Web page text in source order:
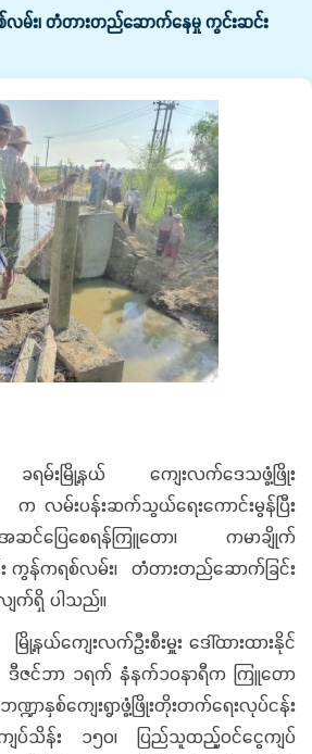
မ်း၊ တံတားတည်ဆောက်နေမှု ကွင်းဆင်း
ခရမ်းမြို့နယ် ကျေးလက်ဒေသဖွံ့ဖြိုး
က လမ်းပန်းဆက်သွယ်ရေးကောင်းမွန်ပြီး
းအဆင်ပြေစေရန်ကြူတော၊ ကမာချိုက်
ကွန်ကရစ်လမ်း၊ တံတားတည်ဆောက်ခြင်း
က်ရှိ ပါသည်။
ျေးလက်ဦးစီးမှူး ဒေါ်ထားထားနိုင်
င်ဘာ ၁ရက် နံနက်၁၀နာရီက ကြူတော
ဏ္ဍာနှစ်ကျေးရွာဖွံ့ဖြိုးတိုးတက်ရေးလုပ်ငန်း
ကျပ်သိန်း ၁၅၀၊ ပြည်သူထည့်ဝင်ငွေကျပ်